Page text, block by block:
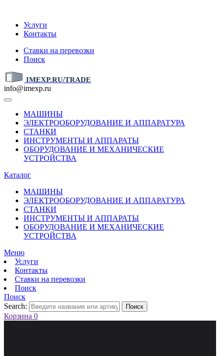
Услуги
Контакты
Ставки на перевозки
Поиск
IMEXP.RU/TRADE
info@imexp.ru
МАШИНЫ
ЭЛЕКТРООБОРУДОВАНИЕ И АППАРАТУРА
СТАНКИ
ИНСТРУМЕНТЫ И АППАРАТЫ
ОБОРУДОВАНИЕ И МЕХАНИЧЕСКИЕ
УСТРОЙСТВА
Каталог
МАШИНЫ
ЭЛЕКТРООБОРУДОВАНИЕ И АППАРАТУРА
СТАНКИ
ИНСТРУМЕНТЫ И АППАРАТЫ
ОБОРУДОВАНИЕ И МЕХАНИЧЕСКИЕ
УСТРОЙСТВА
Меню
Услуги
Контакты
Ставки на перевозки
Поиск
Поиск
Search:
Поиск
Корзина 0